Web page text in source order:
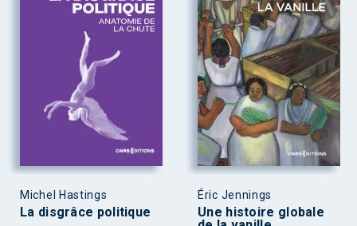
Michel Hastings
La disgrâce politique
Éric Jennings
Une histoire globale